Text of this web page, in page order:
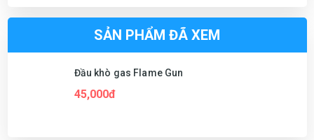
SẢN PHẨM ĐÃ XEM
Đầu khò gas Flame Gun
45,000đ